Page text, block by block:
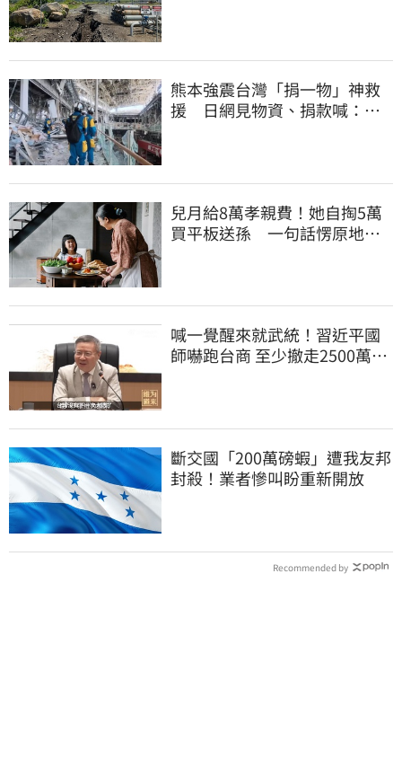
熊本強震台灣「捐一物」神救
援 日網見物資、捐款喊：給
兒月給8萬孝親費！她自掏5萬
買平板送孫 一句話愣原地
喊一覺醒來就武統！習近平國
師嚇跑台商 至少撤走2500萬份
斷交國「200萬磅蝦」遭我友邦
封殺！業者慘叫盼重新開放
Recommended by